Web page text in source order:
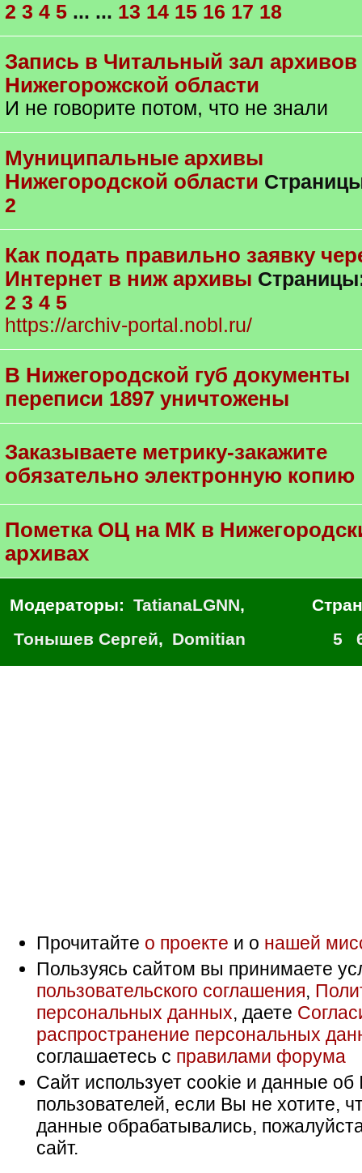
2 3 4 5 ... ... 13 14 15 16 17 18
Запись в Читальный зал архивов
Нижегорожской области
И не говорите потом, что не знали
Муниципальные архивы
Нижегородской области
2
Как подать правильно заявку
Интернет в ниж архивы
2 3 4 5
https://archiv-portal.nobl.ru/
В Нижегородской губ документы
переписи 1897 уничтожены
Заказываете метрику-закажите
обязательно электронную копию
Пометка ОЦ на МК в
архивах
Модераторы: TatianaLGNN,
Тонышев Сергей, Domitian
5
Прочитайте о проекте и о нашей
Пользуясь сайтом вы принимаете
пользовательского соглашения,
персональных данных, даете
распространение персональных
соглашаетесь с правилами форума
Сайт использует cookie и данные об
пользователей, если Вы не хотите,
данные обрабатывались,
сайт.